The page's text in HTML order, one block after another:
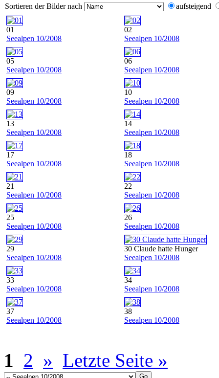
Sortieren der Bilder nach aufsteigend
01
Seealpen 10/2008
02
Seealpen 10/2008
05
Seealpen 10/2008
06
Seealpen 10/2008
09
Seealpen 10/2008
10
Seealpen 10/2008
13
Seealpen 10/2008
14
Seealpen 10/2008
17
Seealpen 10/2008
18
Seealpen 10/2008
21
Seealpen 10/2008
22
Seealpen 10/2008
25
Seealpen 10/2008
26
Seealpen 10/2008
29
Seealpen 10/2008
30 Claude hatte Hunger
Seealpen 10/2008
33
Seealpen 10/2008
34
Seealpen 10/2008
37
Seealpen 10/2008
38
Seealpen 10/2008
1 2 » Letzte Seite »